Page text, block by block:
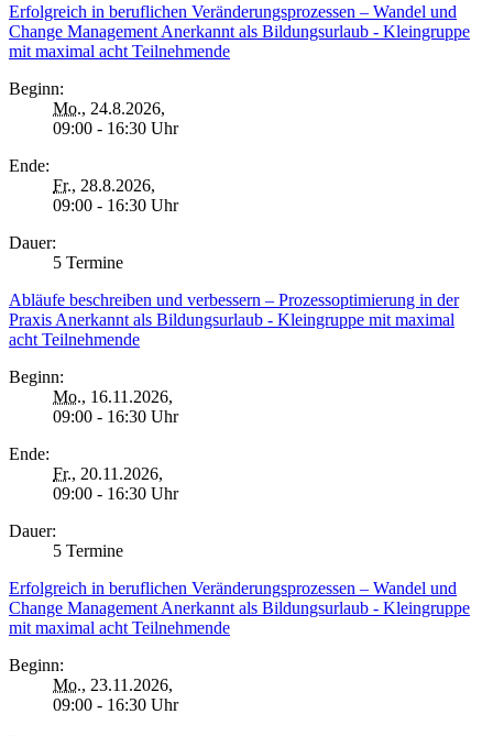
Erfolgreich in beruflichen Veränderungsprozessen – Wandel und
Change Management Anerkannt als Bildungsurlaub - Kleingruppe
mit maximal acht Teilnehmende
Beginn:
Mo., 24.8.2026,
09:00 - 16:30 Uhr
Ende:
Fr., 28.8.2026,
09:00 - 16:30 Uhr
Dauer:
5 Termine
Abläufe beschreiben und verbessern – Prozessoptimierung in der
Praxis Anerkannt als Bildungsurlaub - Kleingruppe mit maximal
acht Teilnehmende
Beginn:
Mo., 16.11.2026,
09:00 - 16:30 Uhr
Ende:
Fr., 20.11.2026,
09:00 - 16:30 Uhr
Dauer:
5 Termine
Erfolgreich in beruflichen Veränderungsprozessen – Wandel und
Change Management Anerkannt als Bildungsurlaub - Kleingruppe
mit maximal acht Teilnehmende
Beginn:
Mo., 23.11.2026,
09:00 - 16:30 Uhr